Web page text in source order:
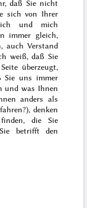
daß Sie nicht
sich von Ihrer
und mich
immer gleich,
auch Verstand
weiß, daß Sie
überzeugt,
Sie uns immer
und was Ihnen
anders als
denken
die Sie
betrifft den